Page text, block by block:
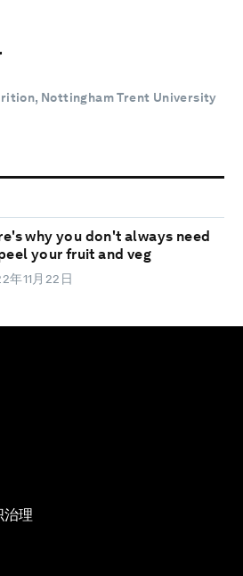
Nottingham Trent University
why you don't always need
your fruit and veg
年11月22日
理